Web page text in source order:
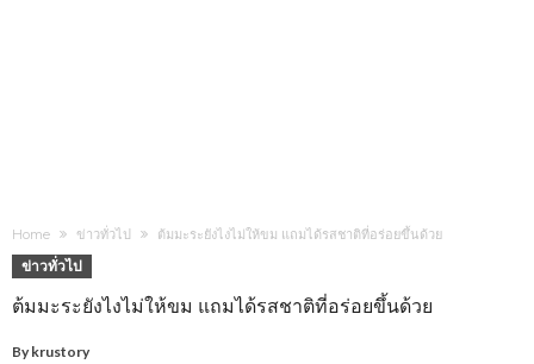
Home ข่าวทั่วไป ต้มมะระยังไงไม่ให้ขม แถมได้รสชาติที่อร่อยขึ้นด้วย
ข่าวทั่วไป
ต้มมะระยังไงไม่ให้ขม แถมได้รสชาติที่อร่อยขึ้นด้วย
By krustory